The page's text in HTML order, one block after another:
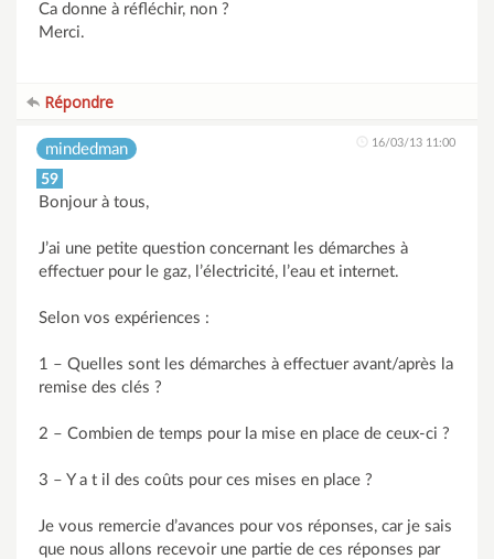
Ca donne à réfléchir, non ?
Merci.
Répondre
mindedman 16/03/13 11:00
59
Bonjour à tous,
J’ai une petite question concernant les démarches à
effectuer pour le gaz, l’électricité, l’eau et internet.
Selon vos expériences :
1 – Quelles sont les démarches à effectuer avant/après la
remise des clés ?
2 – Combien de temps pour la mise en place de ceux-ci ?
3 – Y a t il des coûts pour ces mises en place ?
Je vous remercie d’avances pour vos réponses, car je sais
que nous allons recevoir une partie de ces réponses par